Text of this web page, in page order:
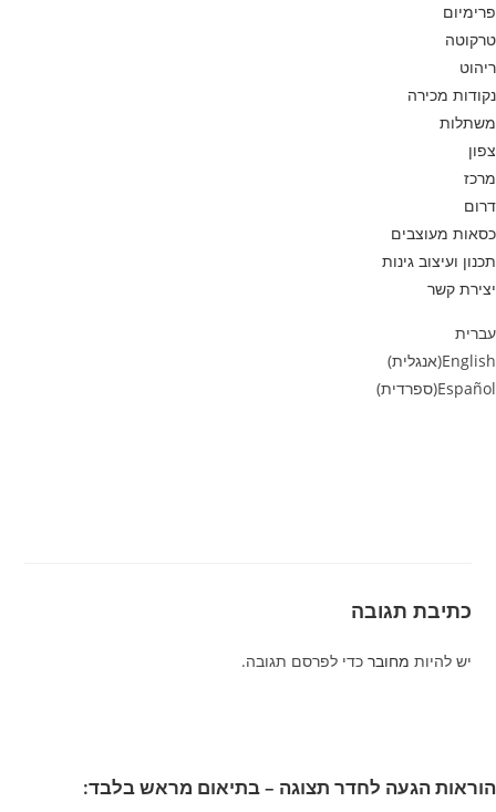
פרימיום
טרקוטה
ריהוט
נקודות מכירה
משתלות
צפון
מרכז
דרום
כסאות מעוצבים
תכנון ועיצוב גינות
יצירת קשר
עברית
English
(אנגלית)
Español
(ספרדית)
כתיבת תגובה
יש להיות מחובר כדי לפרסם תגובה.
הוראות הגעה לחדר תצוגה – בתיאום מראש בלבד: